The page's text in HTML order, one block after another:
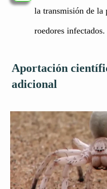
la transmisión de la
roedores infectados.
Aportación
adicional